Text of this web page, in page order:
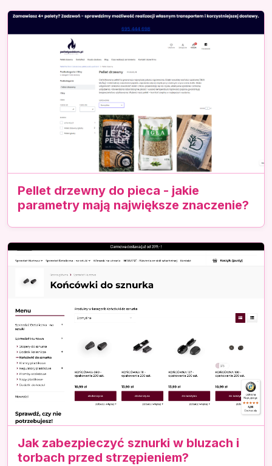
Pellet drzewny do pieca - jakie
parametry mają największe znaczenie?
Jak zabezpieczyć sznurki w bluzach i
torbach przed strzępieniem?